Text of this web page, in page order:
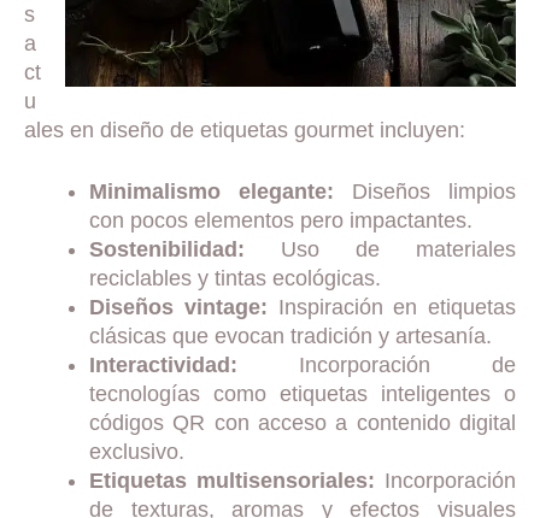
s
a
ct
u
ales en diseño de etiquetas gourmet incluyen:
Minimalismo elegante: Diseños limpios
con pocos elementos pero impactantes.
Sostenibilidad: Uso de materiales
reciclables y tintas ecológicas.
Diseños vintage: Inspiración en etiquetas
clásicas que evocan tradición y artesanía.
Interactividad: Incorporación de
tecnologías como etiquetas inteligentes o
códigos QR con acceso a contenido digital
exclusivo.
Etiquetas multisensoriales: Incorporación
de texturas, aromas y efectos visuales